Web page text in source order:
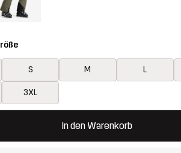
S M L
3XL
In den Warenkorb
öffnet ein Fenster und legt den neuen